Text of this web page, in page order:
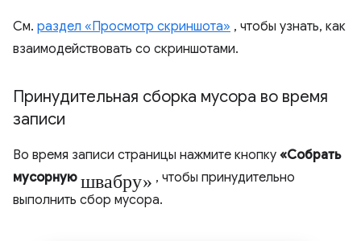
См. раздел «Просмотр скриншота» , чтобы узнать, как
взаимодействовать со скриншотами.
Принудительная сборка мусора во время
записи
Во время записи страницы нажмите кнопку «Собрать
мусорную швабру» , чтобы принудительно
выполнить сбор мусора.